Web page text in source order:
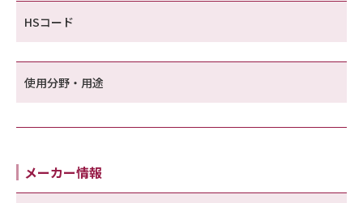
HSコード
使用分野・用途
メーカー情報